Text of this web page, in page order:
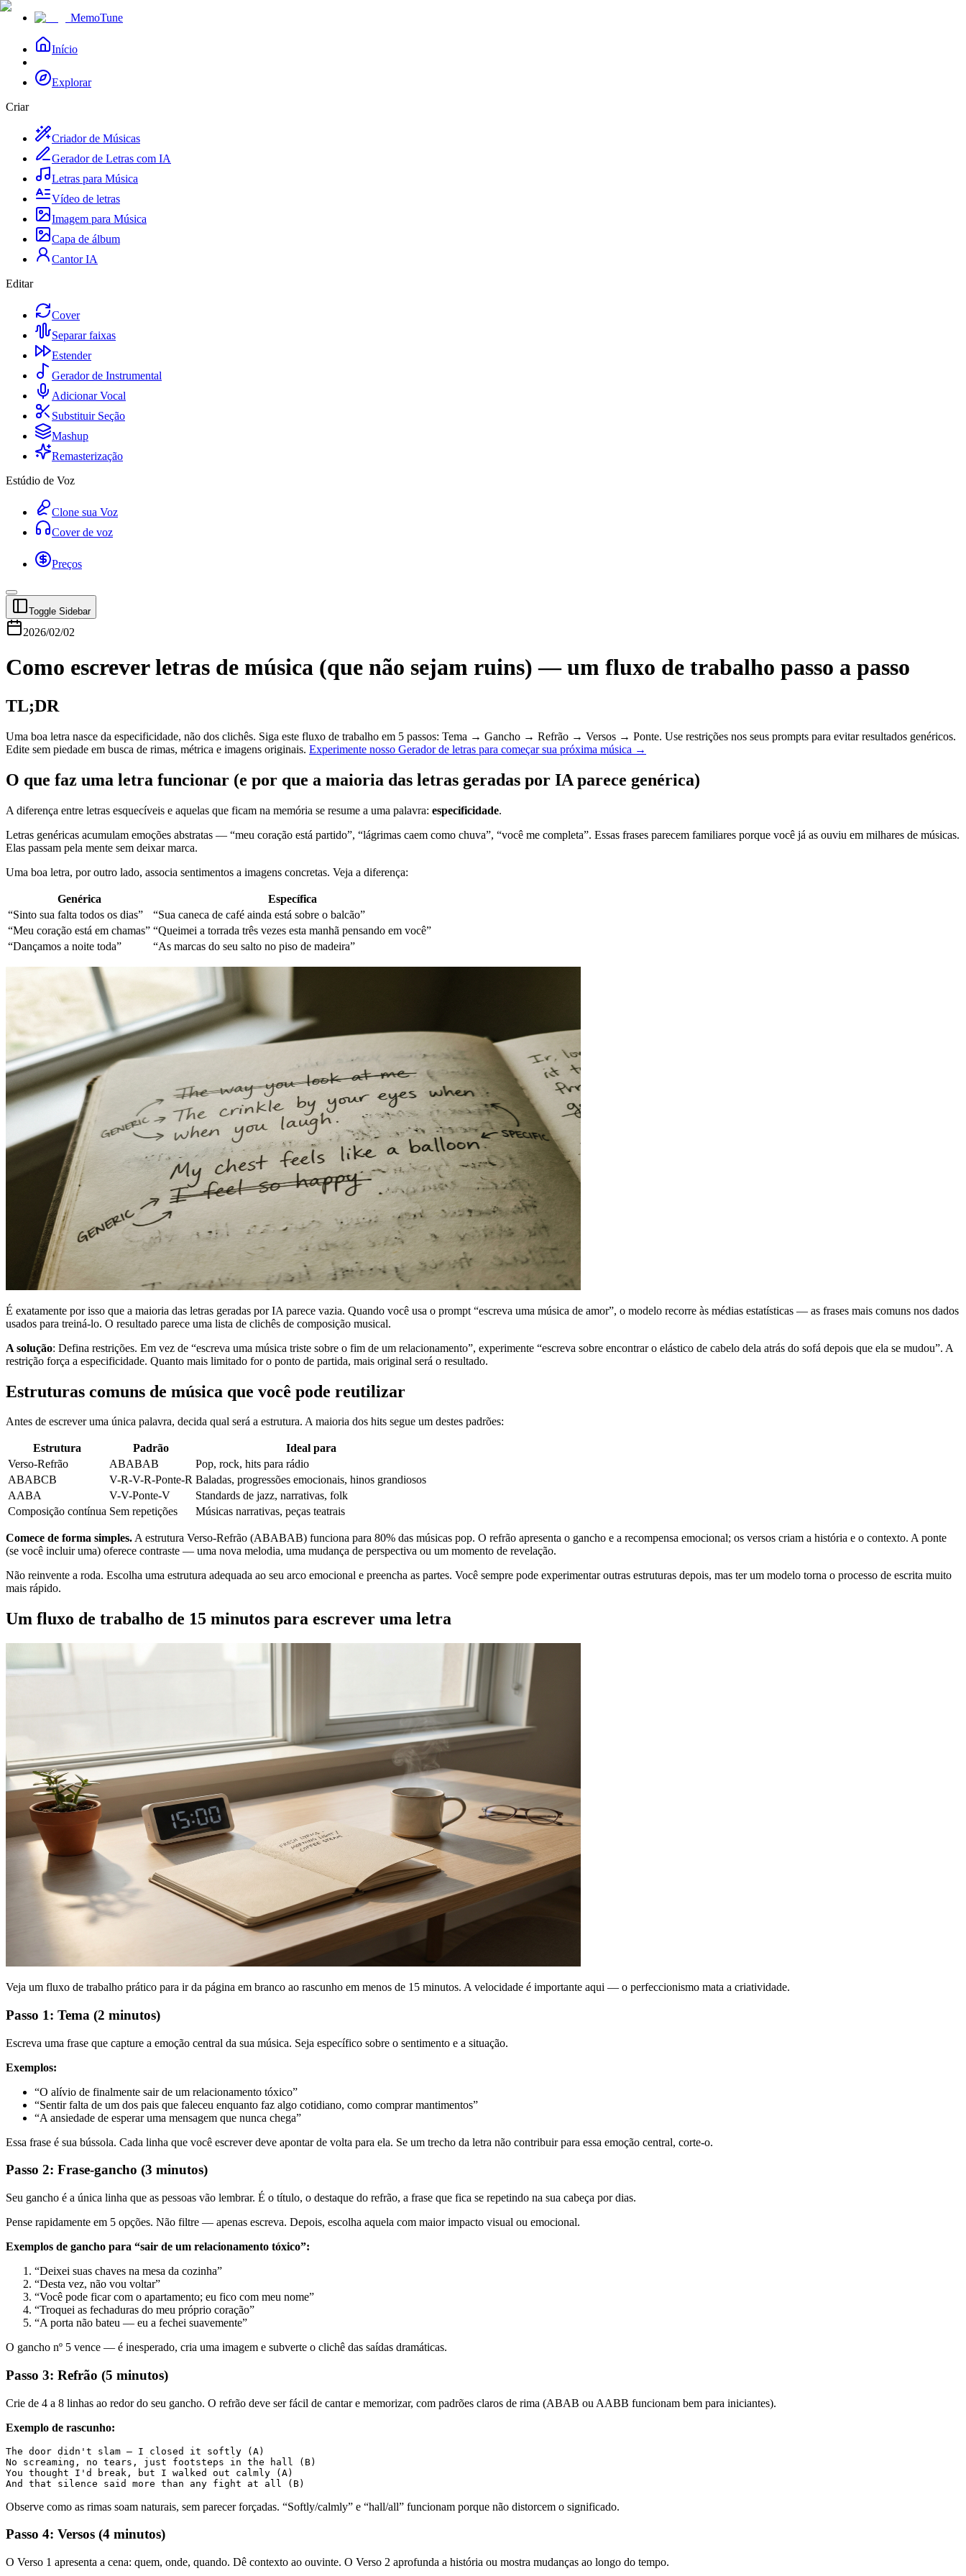
MemoTune
Início
Explorar
Criar
Criador de Músicas
Gerador de Letras com IA
Letras para Música
Vídeo de letras
Imagem para Música
Capa de álbum
Cantor IA
Editar
Cover
Separar faixas
Estender
Gerador de Instrumental
Adicionar Vocal
Substituir Seção
Mashup
Remasterização
Estúdio de Voz
Clone sua Voz
Cover de voz
Preços
Toggle Sidebar
2026/02/02
Como escrever letras de música (que não sejam ruins) — um fluxo de trabalho passo a passo
TL;DR
Uma boa letra nasce da especificidade, não dos clichês. Siga este fluxo de trabalho em 5 passos: Tema → Gancho → Refrão → Versos → Ponte. Use restrições nos seus prompts para evitar resultados genéricos.
Edite sem piedade em busca de rimas, métrica e imagens originais. Experimente nosso Gerador de letras para começar sua próxima música →
O que faz uma letra funcionar (e por que a maioria das letras geradas por IA parece genérica)
A diferença entre letras esquecíveis e aquelas que ficam na memória se resume a uma palavra: especificidade.
Letras genéricas acumulam emoções abstratas — “meu coração está partido”, “lágrimas caem como chuva”, “você me completa”. Essas frases parecem familiares porque você já as ouviu em milhares de músicas.
Elas passam pela mente sem deixar marca.
Uma boa letra, por outro lado, associa sentimentos a imagens concretas. Veja a diferença:
Genérica
Específica
“Sinto sua falta todos os dias”
“Sua caneca de café ainda está sobre o balcão”
“Meu coração está em chamas” “Queimei a torrada três vezes esta manhã pensando em você”
“Dançamos a noite toda”
“As marcas do seu salto no piso de madeira”
É exatamente por isso que a maioria das letras geradas por IA parece vazia. Quando você usa o prompt “escreva uma música de amor”, o modelo recorre às médias estatísticas — as frases mais comuns nos dados
usados para treiná-lo. O resultado parece uma lista de clichês de composição musical.
A solução: Defina restrições. Em vez de “escreva uma música triste sobre o fim de um relacionamento”, experimente “escreva sobre encontrar o elástico de cabelo dela atrás do sofá depois que ela se mudou”. A
restrição força a especificidade. Quanto mais limitado for o ponto de partida, mais original será o resultado.
Estruturas comuns de música que você pode reutilizar
Antes de escrever uma única palavra, decida qual será a estrutura. A maioria dos hits segue um destes padrões:
Estrutura Padrão
Ideal para
Verso-Refrão
ABABAB
Pop, rock, hits para rádio
ABABCB
V-R-V-R-Ponte-R Baladas, progressões emocionais, hinos grandiosos
AABA
V-V-Ponte-V
Standards de jazz, narrativas, folk
Composição contínua Sem repetições Músicas narrativas, peças teatrais
Comece de forma simples.A estrutura Verso-Refrão (ABABAB) funciona para 80% das músicas pop. O refrão apresenta o gancho e a recompensa emocional; os versos criam a história e o contexto. A ponte
(se você incluir uma) oferece contraste — uma nova melodia, uma mudança de perspectiva ou um momento de revelação.
Não reinvente a roda. Escolha uma estrutura adequada ao seu arco emocional e preencha as partes. Você sempre pode experimentar outras estruturas depois, mas ter um modelo torna o processo de escrita muito
mais rápido.
Um fluxo de trabalho de 15 minutos para escrever uma letra
Veja um fluxo de trabalho prático para ir da página em branco ao rascunho em menos de 15 minutos. A velocidade é importante aqui — o perfeccionismo mata a criatividade.
Passo 1: Tema (2 minutos)
Escreva uma frase que capture a emoção central da sua música. Seja específico sobre o sentimento e a situação.
Exemplos:
“O alívio de finalmente sair de um relacionamento tóxico”
“Sentir falta de um dos pais que faleceu enquanto faz algo cotidiano, como comprar mantimentos”
“A ansiedade de esperar uma mensagem que nunca chega”
Essa frase é sua bússola. Cada linha que você escrever deve apontar de volta para ela. Se um trecho da letra não contribuir para essa emoção central, corte-o.
Passo 2: Frase-gancho (3 minutos)
Seu gancho é a única linha que as pessoas vão lembrar. É o título, o destaque do refrão, a frase que fica se repetindo na sua cabeça por dias.
Pense rapidamente em 5 opções. Não filtre — apenas escreva. Depois, escolha aquela com maior impacto visual ou emocional.
Exemplos de gancho para “sair de um relacionamento tóxico”:
“Deixei suas chaves na mesa da cozinha”
“Desta vez, não vou voltar”
“Você pode ficar com o apartamento; eu fico com meu nome”
“Troquei as fechaduras do meu próprio coração”
“A porta não bateu — eu a fechei suavemente”
O gancho nº 5 vence — é inesperado, cria uma imagem e subverte o clichê das saídas dramáticas.
Passo 3: Refrão (5 minutos)
Crie de 4 a 8 linhas ao redor do seu gancho. O refrão deve ser fácil de cantar e memorizar, com padrões claros de rima (ABAB ou AABB funcionam bem para iniciantes).
Exemplo de rascunho:
The door didn't slam — I closed it softly (A)
No screaming, no tears, just footsteps in the hall (B)
You thought I'd break, but I walked out calmly (A)
Observe como as rimas soam naturais, sem parecer forçadas. “Softly/calmly” e “hall/all” funcionam porque não distorcem o significado.
Passo 4: Versos (4 minutos)
O Verso 1 apresenta a cena: quem, onde, quando. Dê contexto ao ouvinte. O Verso 2 aprofunda a história ou mostra mudanças ao longo do tempo.